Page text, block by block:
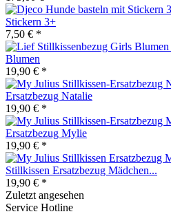
Stickern 3+
7,50 € *
Blumen
19,90 € *
Ersatzbezug Natalie
19,90 € *
Ersatzbezug Mylie
19,90 € *
Stillkissen Ersatzbezug Mädchen...
19,90 € *
Zuletzt angesehen
Service Hotline